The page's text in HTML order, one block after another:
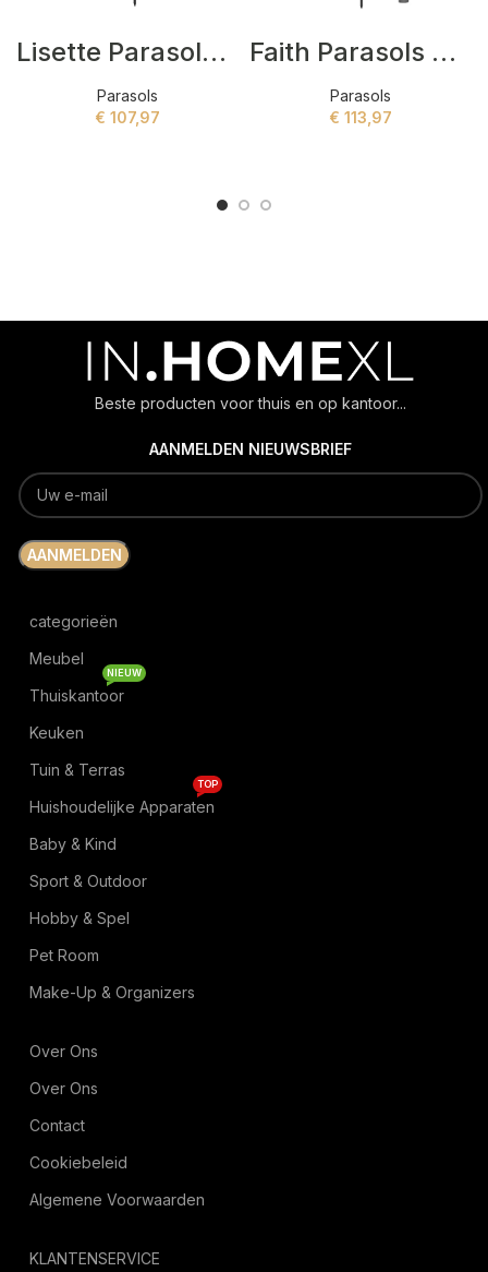
Lisette Parasols Beige
Parasols
€ 107,97
Faith Parasols Grijs
Parasols
€ 113,97
Beste producten voor thuis en op kantoor...
AANMELDEN NIEUWSBRIEF
categorieën
Meubel
Thuiskantoor
NIEUW
Keuken
Tuin & Terras
Huishoudelijke Apparaten
TOP
Baby & Kind
Sport & Outdoor
Hobby & Spel
Pet Room
Make-Up & Organizers
Over Ons
Over Ons
Contact
Cookiebeleid
Algemene Voorwaarden
KLANTENSERVICE